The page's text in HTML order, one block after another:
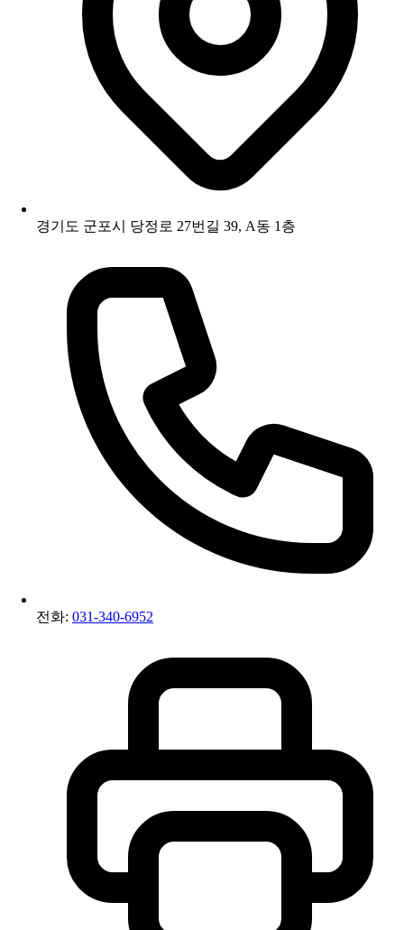
경기도 군포시 당정로 27번길 39, A동 1층
전화: 031-340-6952